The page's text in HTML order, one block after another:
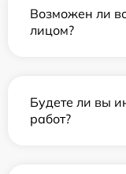
Возможен ли
лицом?
Будете ли вы
работ?